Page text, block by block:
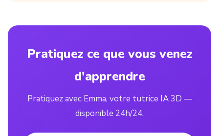
Pratiquez ce que vous venez
d'apprendre
Pratiquez avec Emma, votre tutrice IA 3D —
disponible 24h/24.